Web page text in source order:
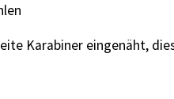
Karabiner eingenäht,